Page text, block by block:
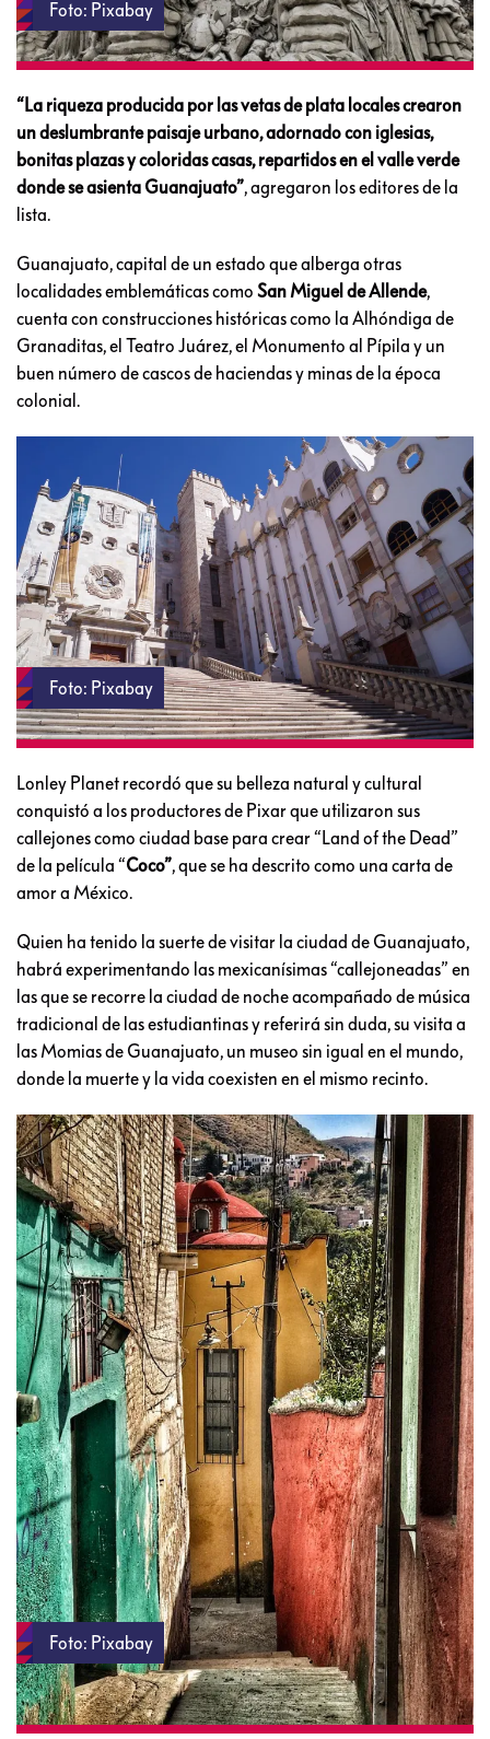
Foto: Pixabay
“La riqueza producida por las vetas de plata locales crearon
undeslumbrante paisaje urbano, adornado con iglesias,
bonitas plazas y coloridas casas, repartidos en el valle verde
donde se asienta Guanajuato”, agregaron los editores de la
lista.
Guanajuato, capital de un estado que alberga otras
localidades emblemáticas como San Miguel de Allende,
cuenta con construcciones históricas como la Alhóndiga de
Granaditas, el Teatro Juárez, el Monumento al Pípila y un
buen número de cascos de haciendas y minas de la época
colonial.
Foto: Pixabay
Lonley Planet recordó que su belleza natural y cultural
conquistó a los productores de Pixar que utilizaron sus
callejones como ciudad base para crear “Land of the Dead”
de la película “Coco”, que se ha descrito como una carta de
amor a México.
Quien ha tenido la suerte de visitar la ciudad de Guanajuato,
habrá experimentando las mexicanísimas “callejoneadas” en
las que se recorre la ciudad de noche acompañado de música
tradicional de las estudiantinas y referirá sin duda, su visita a
las Momias de Guanajuato, un museo sin igual en el mundo,
donde la muerte y la vida coexisten en el mismo recinto.
Foto: Pixabay